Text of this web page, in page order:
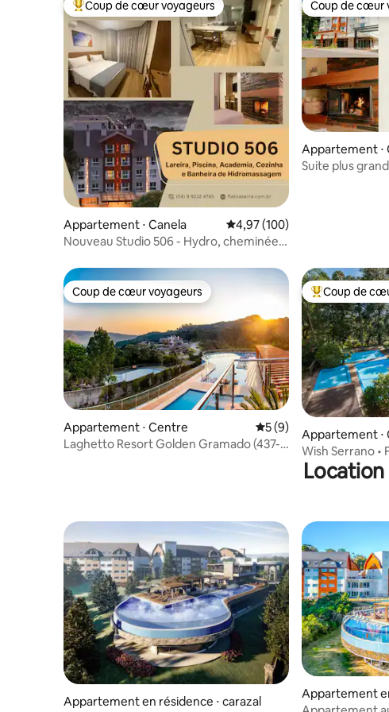
Coups de cœur voyageurs les plus appréciés
Coup de cœur voyageurs
Appartement ⋅ Canela Évaluation moyenne sur la
4,97 (100)
Nouveau Studio 506 - Hydro, cheminée
Coup de cœur
Coup de cœur
Appartement ⋅
Suite plus
Coup de cœur voyageurs
Coup de cœur voyageurs
Appartement ⋅ Centre Évaluation moyenne sur
5 (9)
Laghetto Resort Golden Gramado (437-
Coups de
Coup de
Appartement ⋅
Wish Serrano •
Gramado
Appartement en résidence ⋅ carazal
Appartement
a Maria do